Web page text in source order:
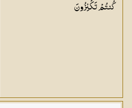
كُنتُمْتَكْنِزُونَ